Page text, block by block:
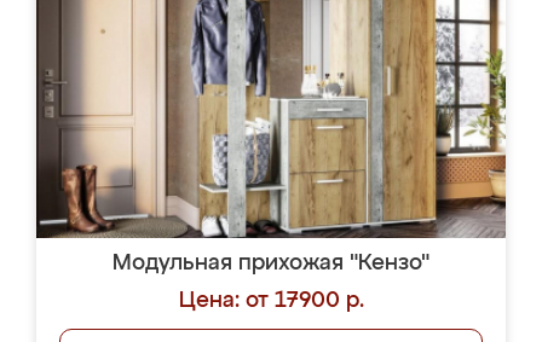
Модульная прихожая "Кензо"
Цена: от 17900 р.